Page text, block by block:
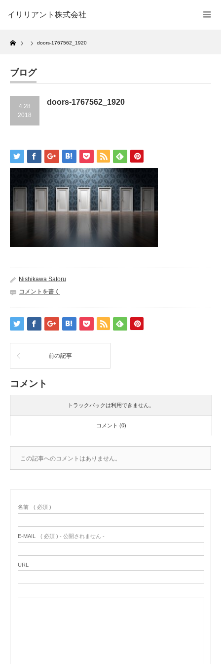
イリリアント株式会社
Home
doors-1767562_1920
ブログ
4.28
2018
doors-1767562_1920
Nishikawa Satoru
コメントを書く
前の記事
コメント
トラックバックは利用できません。
コメント (0)
この記事へのコメントはありません。
名前 ( 必須 )
E-MAIL ( 必須 ) - 公開されません -
URL